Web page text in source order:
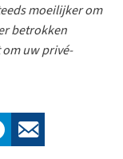
moeilijker om
betrokken
uw privé-